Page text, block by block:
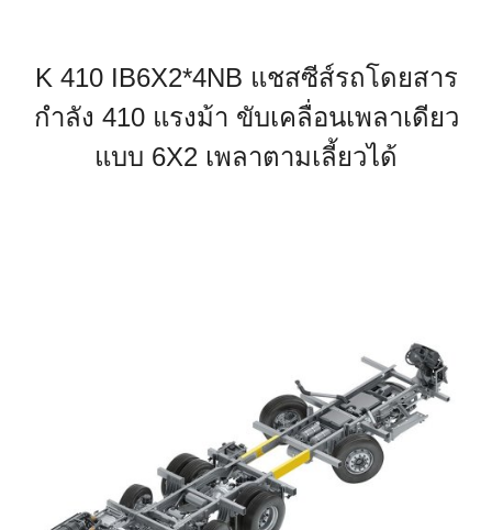
K 410 IB6X2*4NB แชสซีส์รถโดยสาร
กำลัง 410 แรงม้า ขับเคลื่อนเพลาเดียว
แบบ 6X2 เพลาตามเลี้ยวได้